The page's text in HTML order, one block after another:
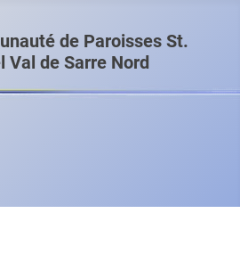
de Paroisses St.
Val de Sarre Nord